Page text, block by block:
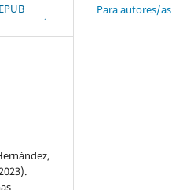
EPUB
Para autores/as